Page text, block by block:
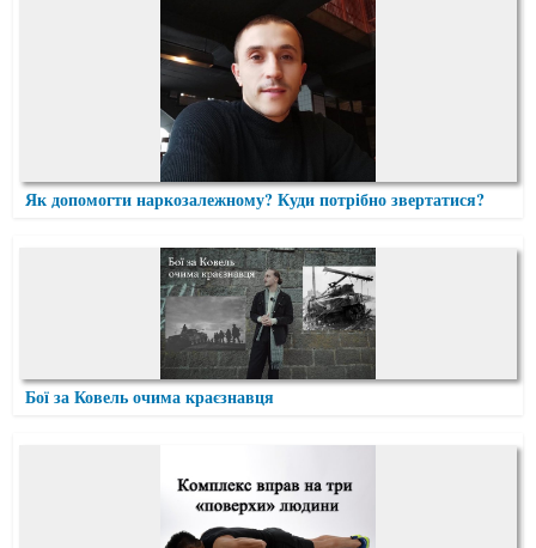
Як допомогти наркозалежному? Куди потрібно звертатися?
Бої за Ковель очима краєзнавця